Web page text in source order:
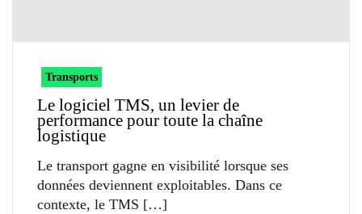
Transports
Le logiciel TMS, un levier de
performance pour toute la chaîne
logistique
Le transport gagne en visibilité lorsque ses
données deviennent exploitables. Dans ce
contexte, le TMS